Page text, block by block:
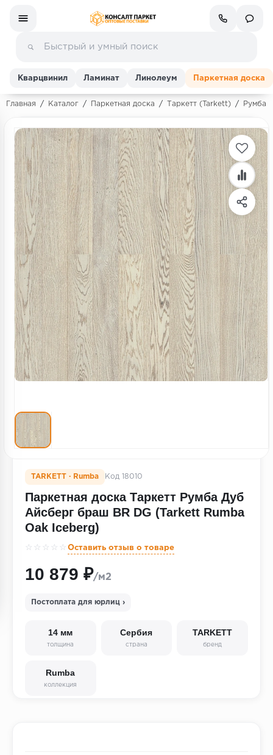
Ламинат
Линолеум
Кварц-винил (ПВХ плитка)
Инженерная доска
Паркетная доска
Террасная доска
Пробковое покрытие
Ковровая плитка
Плинтус
Строительные материалы
Кварцвинил Ламинат Линолеум Паркетная доска
Главная / Каталог / Паркетная доска / Таркетт (Tarkett) / Румба
TARKETT · Rumba Код 18010
Паркетная доска Таркетт Румба Дуб
Айсберг браш BR DG (Tarkett Rumba
Oak Iceberg)
☆☆☆☆☆ Оставить отзыв о товаре
10 879 ₽/м2
Постоплата для юрлиц ›
14 мм
толщина
Сербия
страна
TARKETT
бренд
Rumba
коллекция